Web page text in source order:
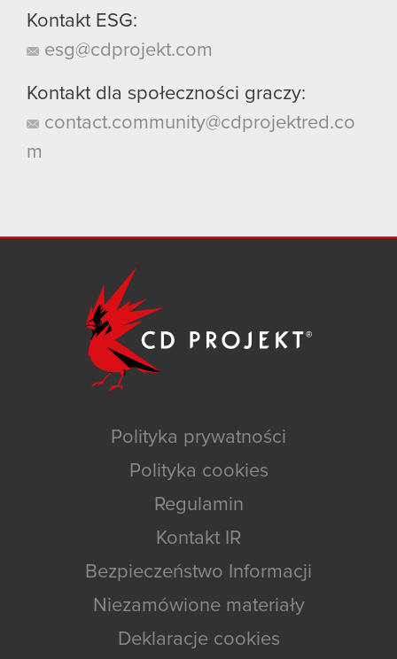
Kontakt ESG:
esg@cdprojekt.com
Kontakt dla społeczności graczy:
contact.community@cdprojektred.co
m
Polityka prywatności
Polityka cookies
Regulamin
Kontakt IR
Bezpieczeństwo Informacji
Niezamówione materiały
Deklaracje cookies